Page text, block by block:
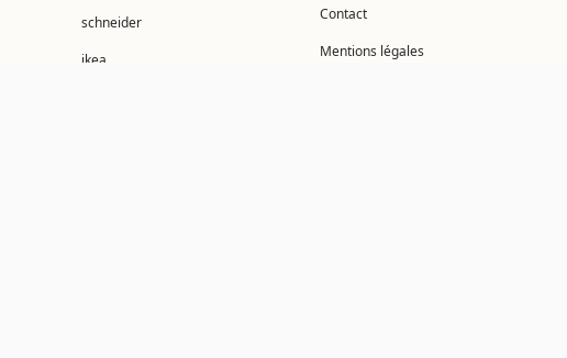
schneider
ikea
Contact
Mentions légales